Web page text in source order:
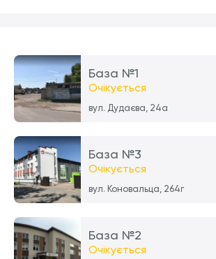
База №1
Очікується
вул. Дудаєва, 24а
База №3
Очікується
вул. Коновальца, 264г
База №2
Очікується